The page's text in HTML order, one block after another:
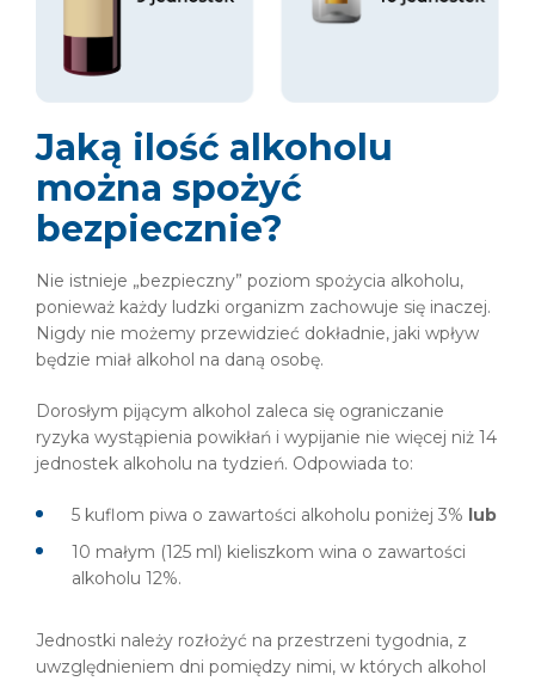
Jaką ilość alkoholu
można spożyć
bezpiecznie?
Nie istnieje „bezpieczny” poziom spożycia alkoholu,
ponieważ każdy ludzki organizm zachowuje się inaczej.
Nigdy nie możemy przewidzieć dokładnie, jaki wpływ
będzie miał alkohol na daną osobę.
Dorosłym pijącym alkohol zaleca się ograniczanie
ryzyka wystąpienia powikłań i wypijanie nie więcej niż 14
jednostek alkoholu na tydzień. Odpowiada to:
5 kuflom piwa o zawartości alkoholu poniżej 3% lub
10 małym (125 ml) kieliszkom wina o zawartości
alkoholu 12%.
Jednostki należy rozłożyć na przestrzeni tygodnia, z
uwzględnieniem dni pomiędzy nimi, w których alkohol